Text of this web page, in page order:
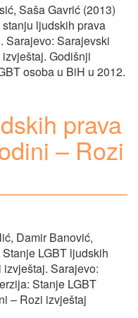
Saša Gavrić (2013)
ljudskih prava
Sarajevo: Sarajevski
Godišnji
osoba u BiH u 2012.
prava
– Rozi
Damir Banović,
LGBT ljudskih
Sarajevo:
Stanje LGBT
– Rozi izvještaj